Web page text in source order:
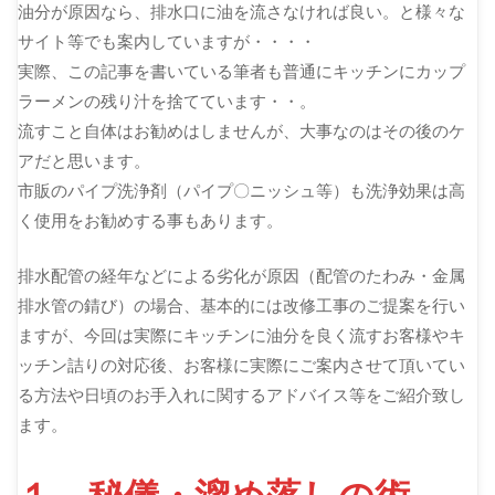
油分が原因なら、排水口に油を流さなければ良い。と様々な
サイト等でも案内していますが・・・・
実際、この記事を書いている筆者も普通にキッチンにカップ
ラーメンの残り汁を捨てています・・。
流すこと自体はお勧めはしませんが、大事なのはその後のケ
アだと思います。
市販のパイプ洗浄剤（パイプ〇ニッシュ等）も洗浄効果は高
く使用をお勧めする事もあります。
排水配管の経年などによる劣化が原因（配管のたわみ・金属
排水管の錆び）の場合、基本的には改修工事のご提案を行い
ますが、今回は実際にキッチンに油分を良く流すお客様やキ
ッチン詰りの対応後、お客様に実際にご案内させて頂いてい
る方法や日頃のお手入れに関するアドバイス等をご紹介致し
ます。